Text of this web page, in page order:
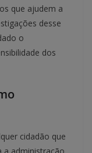
que ajudem a
desse
o
dos
cidadão que